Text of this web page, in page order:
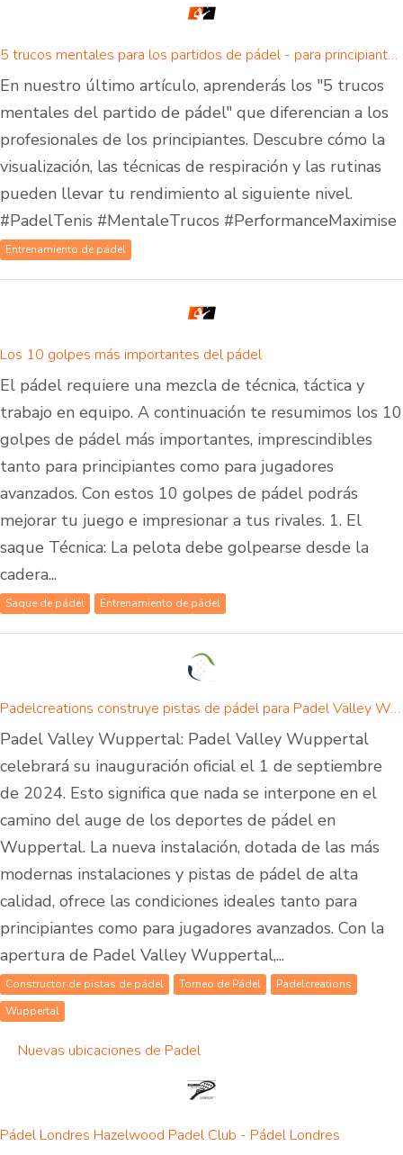
5 trucos mentales para los partidos de pádel - para principiantes y avanzados
En nuestro último artículo, aprenderás los "5 trucos
mentales del partido de pádel" que diferencian a los
profesionales de los principiantes. Descubre cómo la
visualización, las técnicas de respiración y las rutinas
pueden llevar tu rendimiento al siguiente nivel.
#PadelTenis #MentaleTrucos #PerformanceMaximise
Entrenamiento de pádel
Los 10 golpes más importantes del pádel
El pádel requiere una mezcla de técnica, táctica y
trabajo en equipo. A continuación te resumimos los 10
golpes de pádel más importantes, imprescindibles
tanto para principiantes como para jugadores
avanzados. Con estos 10 golpes de pádel podrás
mejorar tu juego e impresionar a tus rivales. 1. El
saque Técnica: La pelota debe golpearse desde la
cadera...
Saque de pádel Entrenamiento de pádel
Padelcreations construye pistas de pádel para Padel Valley Wuppertal - inauguración el 01 de septiembre de 2024
Padel Valley Wuppertal: Padel Valley Wuppertal
celebrará su inauguración oficial el 1 de septiembre
de 2024. Esto significa que nada se interpone en el
camino del auge de los deportes de pádel en
Wuppertal. La nueva instalación, dotada de las más
modernas instalaciones y pistas de pádel de alta
calidad, ofrece las condiciones ideales tanto para
principiantes como para jugadores avanzados. Con la
apertura de Padel Valley Wuppertal,...
Constructor de pistas de pádel Torneo de Pádel
Padelcreations
Wuppertal
Nuevas ubicaciones de Padel
Pádel Londres Hazelwood Padel Club - Pádel Londres